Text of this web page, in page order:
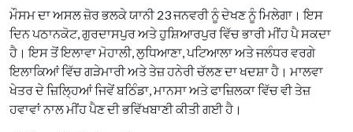
ਮੌਸਮ ਦਾ ਅਸਲ ਜ਼ੋਰ ਭਲਕੇ ਯਾਨੀ 23 ਜਨਵਰੀ ਨੂੰ ਦੇਖਣ ਨੂੰ ਮਿਲੇਗਾ। ਇਸ
ਦਿਨ ਪਠਾਨਕੋਟ, ਗੁਰਦਾਸਪੁਰ ਅਤੇ ਹੁਸ਼ਿਆਰਪੁਰ ਵਿੱਚ ਭਾਰੀ ਮੀਂਹ ਪੈ ਸਕਦਾ
ਹੈ। ਇਸ ਤੋਂ ਇਲਾਵਾ ਮੋਹਾਲੀ, ਲੁਧਿਆਣਾ, ਪਟਿਆਲਾ ਅਤੇ ਜਲੰਧਰ ਵਰਗੇ
ਇਲਾਕਿਆਂ ਵਿੱਚ ਗੜੇਮਾਰੀ ਅਤੇ ਤੇਜ਼ ਹਨੇਰੀ ਚੱਲਣ ਦਾ ਖਦਸ਼ਾ ਹੈ। ਮਾਲਵਾ
ਖੇਤਰ ਦੇ ਜ਼ਿਲ੍ਹਿਆਂ ਜਿਵੇਂ ਬਠਿੰਡਾ, ਮਾਨਸਾ ਅਤੇ ਫਾਜ਼ਿਲਕਾ ਵਿੱਚ ਵੀ ਤੇਜ਼
ਹਵਾਵਾਂ ਨਾਲ ਮੀਂਹ ਪੈਣ ਦੀ ਭਵਿੱਖਬਾਣੀ ਕੀਤੀ ਗਈ ਹੈ।